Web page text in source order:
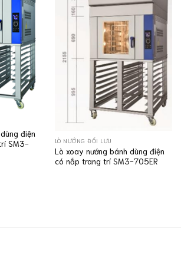
điện
SM3-
LÒ NƯỚNG ĐỐI LƯU
Lò xoay nướng bánh dùng điện
có nắp trang trí SM3-705ER